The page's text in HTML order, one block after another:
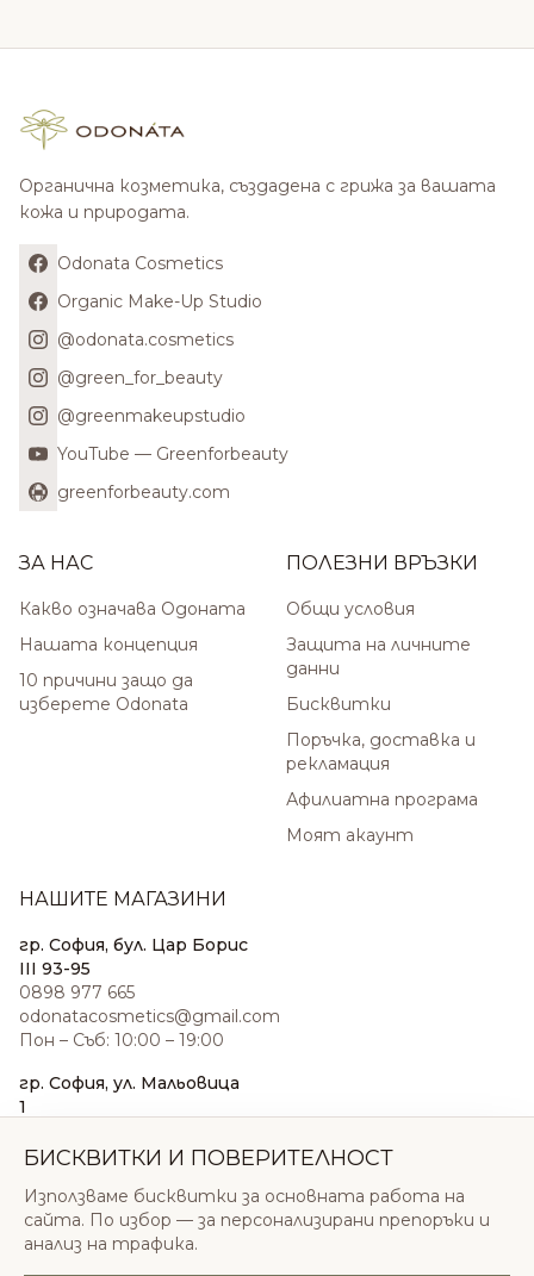
Органична козметика, създадена с грижа за вашата
кожа и природата.
Odonata Cosmetics
Organic Make-Up Studio
@odonata.cosmetics
@green_for_beauty
@greenmakeupstudio
YouTube — Greenforbeauty
greenforbeauty.com
ЗА НАС
Какво означава Одоната
Нашата концепция
10 причини защо да
изберете Odonata
ПОЛЕЗНИ ВРЪЗКИ
Общи условия
Защита на личните
данни
Бисквитки
Поръчка, доставка и
рекламация
Афилиатна програма
Моят акаунт
НАШИТЕ МАГАЗИНИ
гр. София, бул. Цар Борис
III 93-95
0898 977 665
odonatacosmetics@gmail.com
Пон – Съб: 10:00 – 19:00
гр. София, ул. Мальовица
1
sales@odonatacosmetics.com
Нед: 11:00 – 18:00
БИСКВИТКИ И ПОВЕРИТЕЛНОСТ
Използваме бисквитки за основната работа на
сайта. По избор — за персонализирани препоръки и
анализ на трафика.